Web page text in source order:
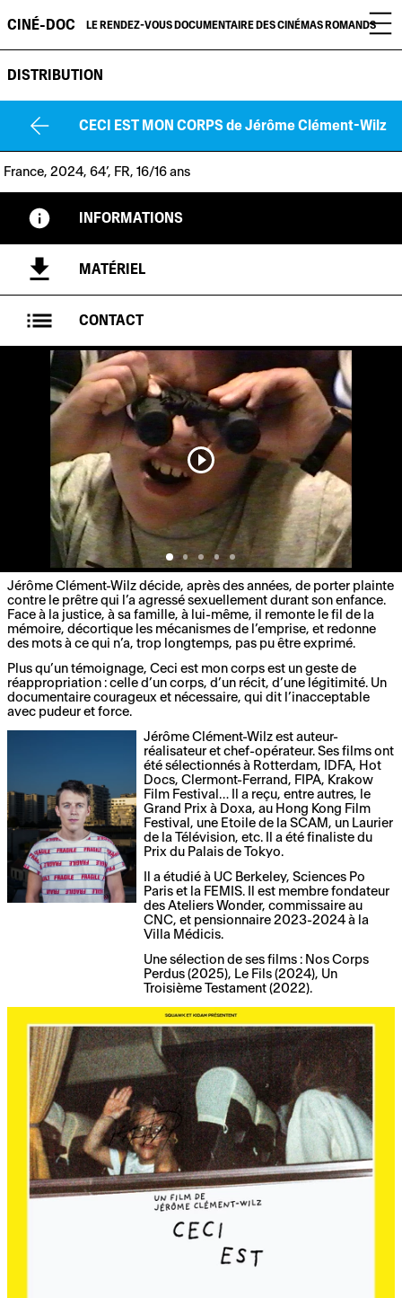
CINÉ-DOC LE RENDEZ-VOUS DOCUMENTAIRE DES CINÉMAS ROMANDS
DISTRIBUTION
CECI EST MON CORPSde Jérôme Clément-Wilz
France, 2024, 64’, FR, 16/16 ans
INFORMATIONS
MATÉRIEL
CONTACT
Jérôme Clément-Wilz décide, après des années, de porter plainte
contre le prêtre qui l’a agressé sexuellement durant son enfance.
Face à la justice, à sa famille, à lui-même, il remonte le fil de la
mémoire, décortique les mécanismes de l’emprise, et redonne
des mots à ce qui n’a, trop longtemps, pas pu être exprimé.
Plus qu’un témoignage, Ceci est mon corps est un geste de
réappropriation : celle d’un corps, d’un récit, d’une légitimité. Un
documentaire courageux et nécessaire, qui dit l’inacceptable
avec pudeur et force.
Jérôme Clément-Wilz est auteur-
réalisateur et chef-opérateur. Ses films ont
été sélectionnés à Rotterdam, IDFA, Hot
Docs, Clermont-Ferrand, FIPA, Krakow
Film Festival… Il a reçu, entre autres, le
Grand Prix à Doxa, au Hong Kong Film
Festival, une Etoile de la SCAM, un Laurier
de la Télévision, etc. Il a été finaliste du
Prix du Palais de Tokyo.
Il a étudié à UC Berkeley, Sciences Po
Paris et la FEMIS. Il est membre fondateur
des Ateliers Wonder, commissaire au
CNC, et pensionnaire 2023-2024 à la
Villa Médicis.
Une sélection de ses films : Nos Corps
Perdus (2025), Le Fils (2024), Un
Troisième Testament (2022).